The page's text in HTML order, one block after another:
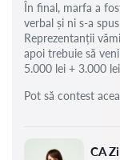
CA
În final, marfa a
verbal și ni s-a
Reprezentanții
apoi trebuie să
5.000 lei + 3.000
Pot să contest